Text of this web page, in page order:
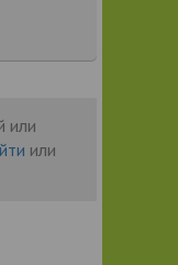
или
или